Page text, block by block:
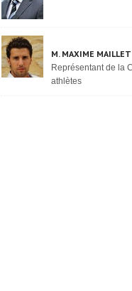
M. MAXIME MAILLET
Représentant de la
athlètes